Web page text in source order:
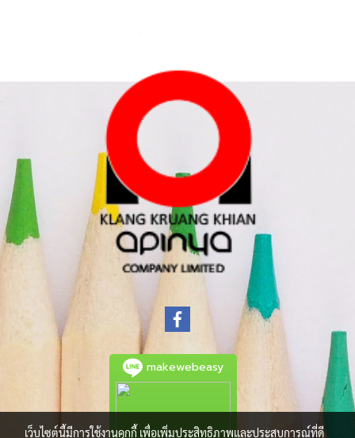
makewebeasy
เว็บไซต์นี้มีการใช้งานคุกกี้ เพื่อเพิ่มประสิทธิภาพและประสบการณ์ที่ดี